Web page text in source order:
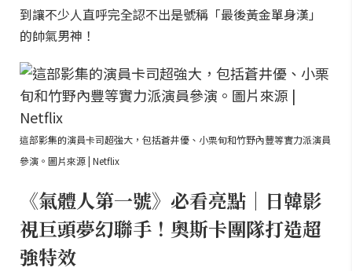
到讓不少人直呼完全認不出是號稱「最後黃金單身漢」
的帥氣男神！
這部影集的演員卡司超強大，包括蒼井優、小栗旬和竹野內豐等實力派演員
參演。圖片來源 | Netflix
《氣體人第一號》必看亮點｜日韓影
視巨頭夢幻聯手！奧斯卡團隊打造超
強特效